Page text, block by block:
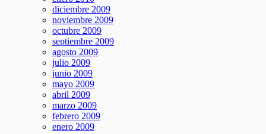
diciembre 2009
noviembre 2009
octubre 2009
septiembre 2009
agosto 2009
julio 2009
junio 2009
mayo 2009
abril 2009
marzo 2009
febrero 2009
enero 2009